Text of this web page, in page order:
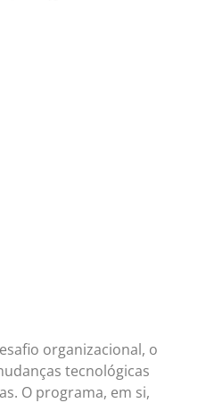
organizacional, o
tecnológicas
O programa, em si,